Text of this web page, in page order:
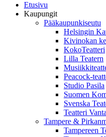
Etusivu
Kaupungit
Pääkaupunkiseutu
Helsingin
Kivinokan
KokoTeatteri
Lilla Teatern
Peacock-
Studio Pasila
Suomen
Svenska
Teatteri
Tampere &
Tampereen